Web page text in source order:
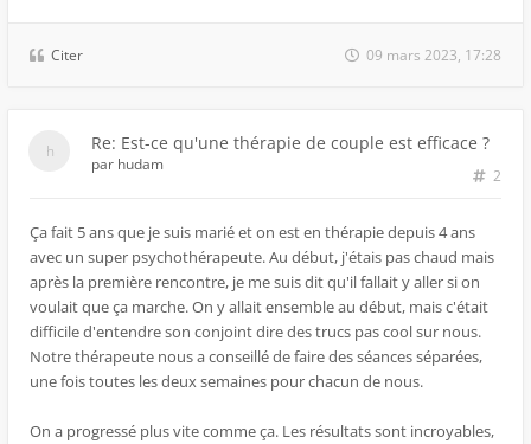
Citer 09 mars 2023, 17:28
Re: Est-ce qu'une thérapie de couple est efficace ?
2
par hudam
Ça fait 5 ans que je suis marié et on est en thérapie depuis 4 ans
avec un super psychothérapeute. Au début, j'étais pas chaud mais
après la première rencontre, je me suis dit qu'il fallait y aller si on
voulait que ça marche. On y allait ensemble au début, mais c'était
difficile d'entendre son conjoint dire des trucs pas cool sur nous.
Notre thérapeute nous a conseillé de faire des séances séparées,
une fois toutes les deux semaines pour chacun de nous.
On a progressé plus vite comme ça. Les résultats sont incroyables,